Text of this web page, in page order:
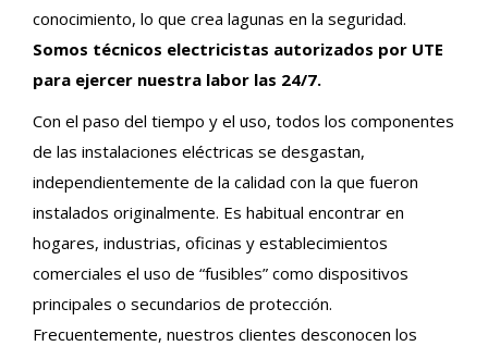
conocimiento, lo que crea lagunas en la seguridad.
Somos técnicos electricistas autorizados por UTE
para ejercer nuestra labor las 24/7.
Con el paso del tiempo y el uso, todos los componentes
de las instalaciones eléctricas se desgastan,
independientemente de la calidad con la que fueron
instalados originalmente. Es habitual encontrar en
hogares, industrias, oficinas y establecimientos
comerciales el uso de “fusibles” como dispositivos
principales o secundarios de protección.
Frecuentemente, nuestros clientes desconocen los